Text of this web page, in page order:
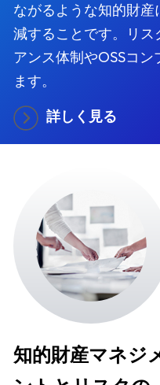
ながるような知的財
減することです。リス
アンス体制やOSSコ
ます。
詳しく見る
知的財産マネジ